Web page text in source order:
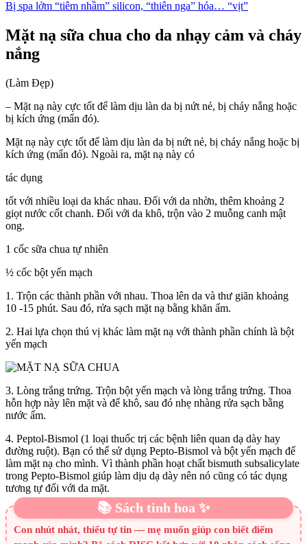
Bị spa lởm “tiêm nhầm” silicon, “thiên nga” hóa… “vịt”
Mặt nạ sữa chua cho da nhạy cảm và cháy
nắng
(Làm Đẹp)
– Mặt nạ này cực tốt để làm dịu làn da bị nứt nẻ, bị cháy nắng hoặc
bị kích ứng (mẩn đỏ).
Mặt nạ này cực tốt để làm dịu làn da bị nứt nẻ, bị cháy nắng hoặc bị
kích ứng (mẩn đỏ). Ngoài ra, mặt nạ này có
tác dụng
tốt với nhiều loại da khác nhau. Đối với da nhờn, thêm khoảng 2
giọt nước cốt chanh. Đối với da khô, trộn vào 2 muỗng canh mật
ong.
1 cốc sữa chua tự nhiên
½ cốc bột yến mạch
1. Trộn các thành phần với nhau. Thoa lên da và thư giãn khoảng
10 -15 phút. Sau đó, rửa sạch mặt nạ bằng khăn ấm.
2. Hai lựa chọn thú vị khác làm mặt nạ với thành phần chính là bột
yến mạch
3. Lòng trắng trứng. Trộn bột yến mạch và lòng trắng trứng. Thoa
hỗn hợp này lên mặt và để khô, sau đó nhẹ nhàng rửa sạch bằng
nước ấm.
4. Peptol-Bismol (1 loại thuốc trị các bệnh liên quan dạ dày hay
đường ruột). Bạn có thể sử dụng Pepto-Bismol và bột yến mạch để
làm mặt nạ cho mình. Vì thành phần hoạt chất bismuth subsalicylate
trong Pepto-Bismol giúp làm dịu dạ dày nên nó cũng có tác dụng
tương tự đối với da mặt.
📚 Sách tinh hoa ✨
Con nhút nhát, thiếu tự tin — mẹ muốn giúp con biết điểm